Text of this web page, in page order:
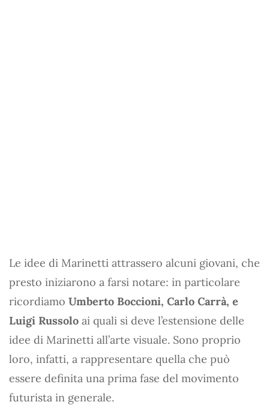
Le idee di Marinetti attrassero alcuni giovani, che
presto iniziarono a farsi notare: in particolare
ricordiamo Umberto Boccioni, Carlo Carrà, e
Luigi Russolo ai quali si deve l’estensione delle
idee di Marinetti all’arte visuale. Sono proprio
loro, infatti, a rappresentare quella che può
essere definita una prima fase del movimento
futurista in generale.